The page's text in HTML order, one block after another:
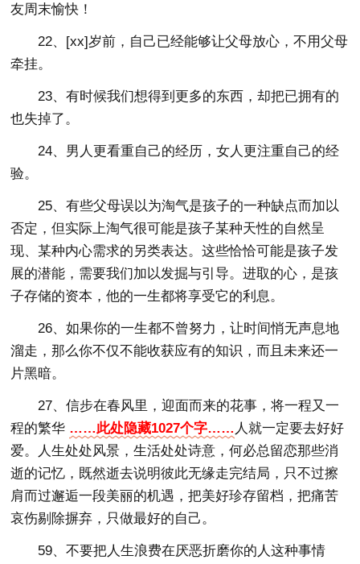
友周末愉快！
22、[xx]岁前，自己已经能够让父母放心，不用父母
牵挂。
23、有时候我们想得到更多的东西，却把已拥有的
也失掉了。
24、男人更看重自己的经历，女人更注重自己的经
验。
25、有些父母误以为淘气是孩子的一种缺点而加以
否定，但实际上淘气很可能是孩子某种天性的自然呈
现、某种内心需求的另类表达。这些恰恰可能是孩子发
展的潜能，需要我们加以发掘与引导。进取的心，是孩
子存储的资本，他的一生都将享受它的利息。
26、如果你的一生都不曾努力，让时间悄无声息地
溜走，那么你不仅不能收获应有的知识，而且未来还一
片黑暗。
27、信步在春风里，迎面而来的花事，将一程又一
程的繁华 ……此处隐藏1027个字…… 人就一定要去好好
爱。人生处处风景，生活处处诗意，何必总留恋那些消
逝的记忆，既然逝去说明彼此无缘走完结局，只不过擦
肩而过邂逅一段美丽的机遇，把美好珍存留档，把痛苦
哀伤剔除摒弃，只做最好的自己。
59、不要把人生浪费在厌恶折磨你的人这种事情